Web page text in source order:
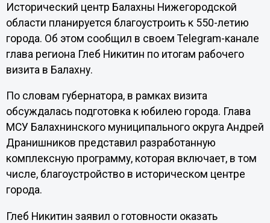
Исторический центр Балахны Нижегородской
области планируется благоустроить к 550-летию
города. Об этом сообщил в своем Telegram-канале
глава региона Глеб Никитин по итогам рабочего
визита в Балахну.
По словам губернатора, в рамках визита
обсуждалась подготовка к юбилею города. Глава
МСУ Балахнинского муниципального округа Андрей
Дранишников представил разработанную
комплексную программу, которая включает, в том
числе, благоустройство в историческом центре
города.
Глеб Никитин заявил о готовности оказать